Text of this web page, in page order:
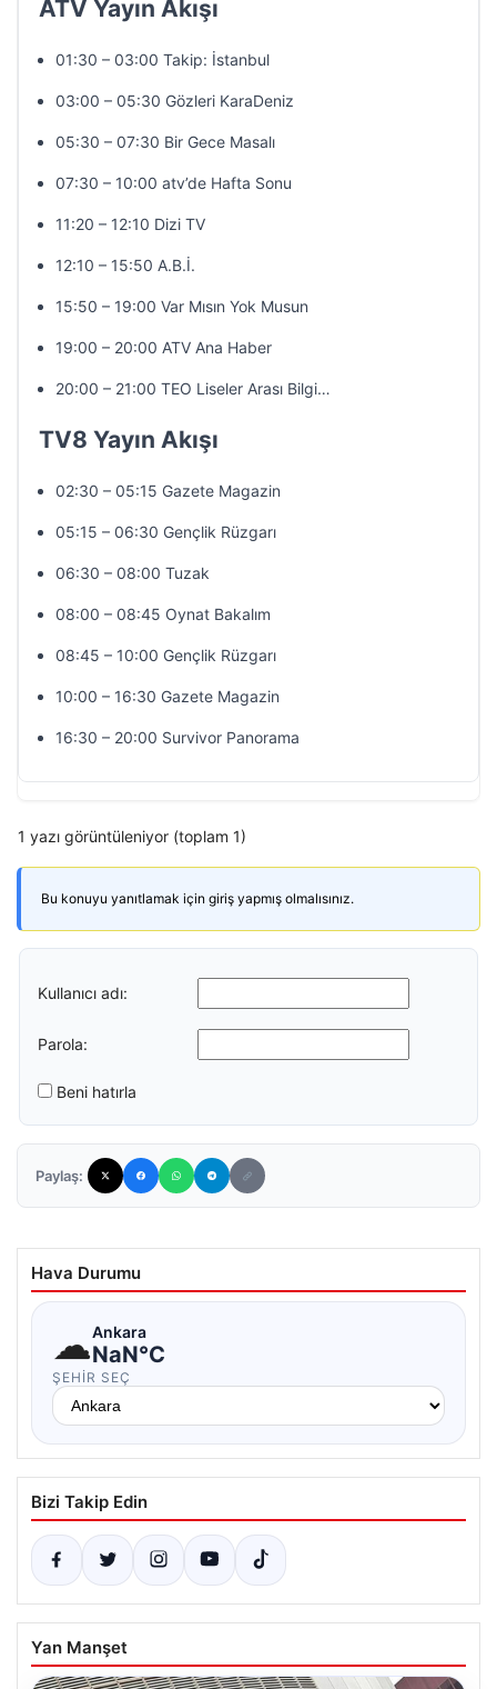
ATV Yayın Akışı
01:30 – 03:00 Takip: İstanbul
03:00 – 05:30 Gözleri KaraDeniz
05:30 – 07:30 Bir Gece Masalı
07:30 – 10:00 atv’de Hafta Sonu
11:20 – 12:10 Dizi TV
12:10 – 15:50 A.B.İ.
15:50 – 19:00 Var Mısın Yok Musun
19:00 – 20:00 ATV Ana Haber
20:00 – 21:00 TEO Liseler Arası Bilgi…
TV8 Yayın Akışı
02:30 – 05:15 Gazete Magazin
05:15 – 06:30 Gençlik Rüzgarı
06:30 – 08:00 Tuzak
08:00 – 08:45 Oynat Bakalım
08:45 – 10:00 Gençlik Rüzgarı
10:00 – 16:30 Gazete Magazin
16:30 – 20:00 Survivor Panorama
1 yazı görüntüleniyor (toplam 1)
Bu konuyu yanıtlamak için giriş yapmış olmalısınız.
Kullanıcı adı:
Parola:
Beni hatırla
Paylaş:
Hava Durumu
☁Ankara
NaN°C
ŞEHIR SEÇ
Bizi Takip Edin
Yan Manşet